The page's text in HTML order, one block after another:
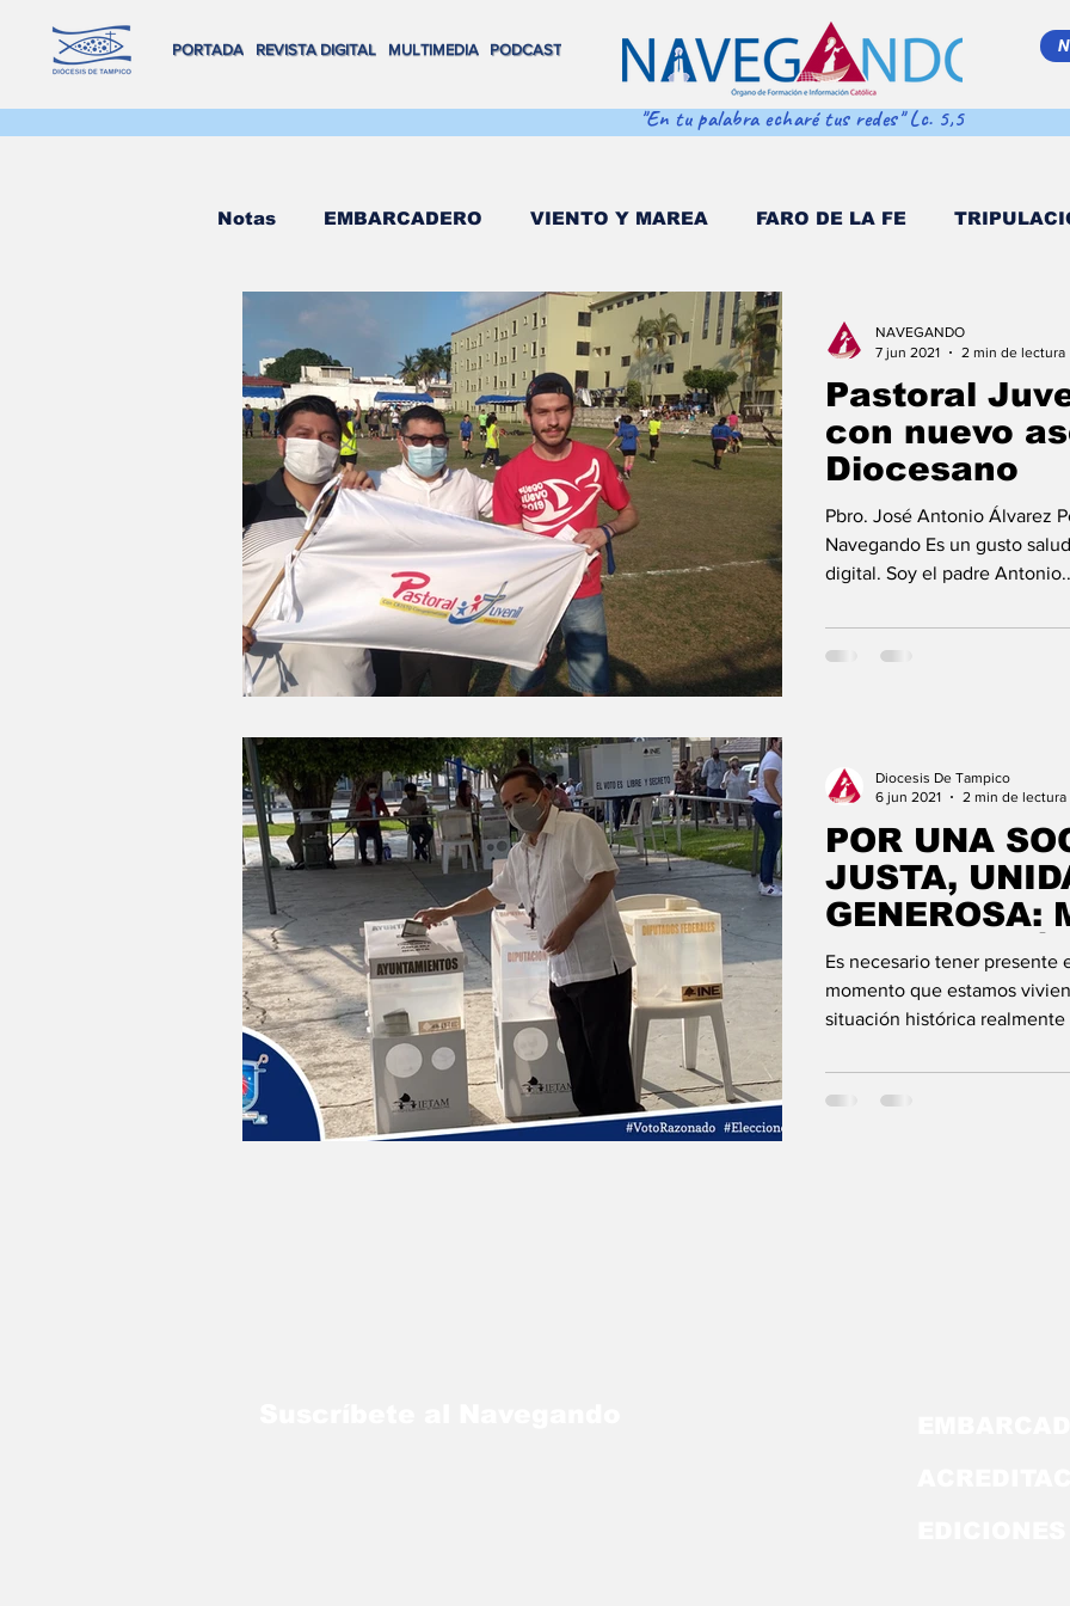
PORTADA REVISTA DIGITAL MULTIMEDIA PODCAST
"En tu palabra echaré tus redes" Lc. 5,5
Notas EMBARCADERO VIENTO Y MAREA FARO DE LA FE
FLOTA DE ALTAMAR REMA MAR ADENTRO SALVA VIDAS
REVISTA DIGITAL VOX POPULI COORDENADAS DE NAVEGACIÓN
Salva Vidas NAVEGANDO MULTIMEDIA NAVEGANDO PODCAST
LO MÁS LEÍDO
Pastoral
con nuevo
Diocesano
Pbro. José Antonio Álvarez
Navegando Es un gusto
digital. Soy el padre
NAVEGANDO
7 jun 2021
2 min de lectura
POR UNA
JUSTA,
GENEROSA:
ARMANDO
Es necesario tener presente
momento que estamos
situación histórica realmente
Diocesis De Tampico
6 jun 2021
2 min de lectura